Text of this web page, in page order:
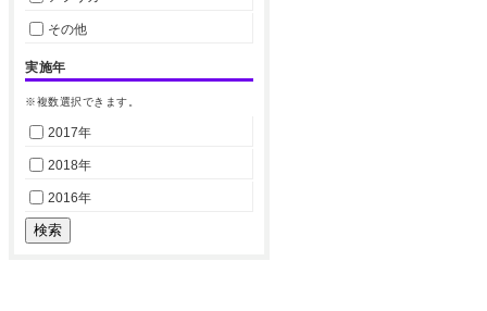
その他
実施年
※複数選択できます。
2017年
2018年
2016年